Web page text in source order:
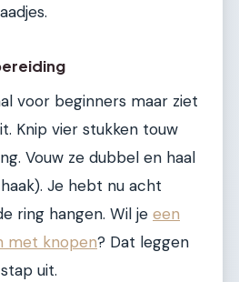
voor beginners maar ziet
Knip vier stukken touw
Vouw ze dubbel en haal
Je hebt nu acht
ring hangen. Wil je een
met knopen? Dat leggen
uit.